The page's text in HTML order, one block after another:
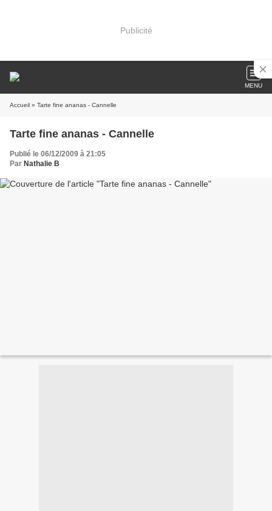
Publicité
MENU
Accueil » Tarte fine ananas - Cannelle
Tarte fine ananas - Cannelle
Publié le 06/12/2009 à 21:05
Par Nathalie B